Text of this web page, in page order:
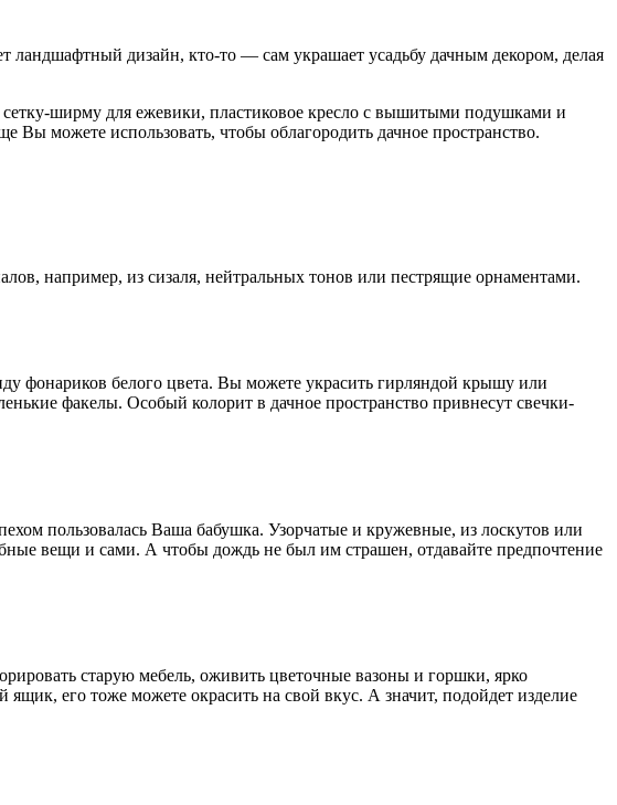
ландшафтный дизайн, кто-то — сам украшает усадьбу дачным декором, делая
ширму для ежевики, пластиковое кресло с вышитыми подушками и
можете использовать, чтобы облагородить дачное пространство.
например, из сизаля, нейтральных тонов или пестрящие орнаментами.
фонариков белого цвета. Вы можете украсить гирляндой крышу или
факелы. Особый колорит в дачное пространство привнесут свечки-
пользовалась Ваша бабушка. Узорчатые и кружевные, из лоскутов или
вещи и сами. А чтобы дождь не был им страшен, отдавайте предпочтение
старую мебель, оживить цветочные вазоны и горшки, ярко
его тоже можете окрасить на свой вкус. А значит, подойдет изделие